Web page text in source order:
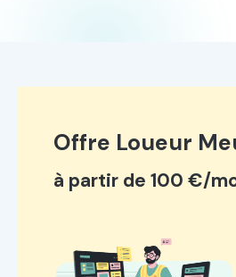
Offre Loueur
à partir de 100 €/